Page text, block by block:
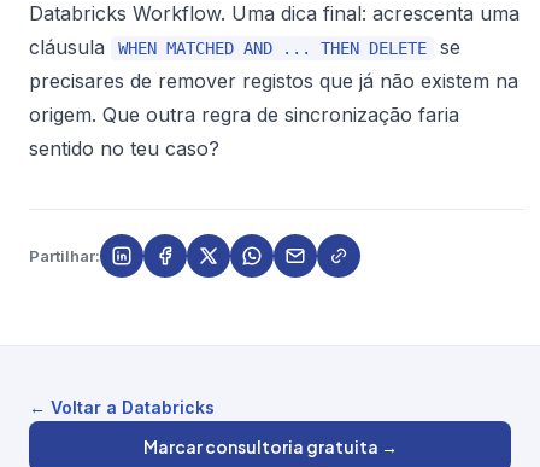
Databricks Workflow. Uma dica final: acrescenta uma
cláusula
WHEN MATCHED AND ... THEN DELETE
se
precisares de remover registos que já não existem na
origem. Que outra regra de sincronização faria
sentido no teu caso?
Partilhar:
← Voltar a Databricks
Marcar consultoria gratuita →